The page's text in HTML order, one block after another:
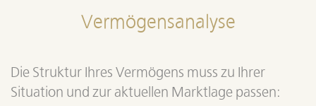
Vermögensanalyse
Die Struktur Ihres Vermögens muss zu Ihrer
Situation und zur aktuellen Marktlage passen: